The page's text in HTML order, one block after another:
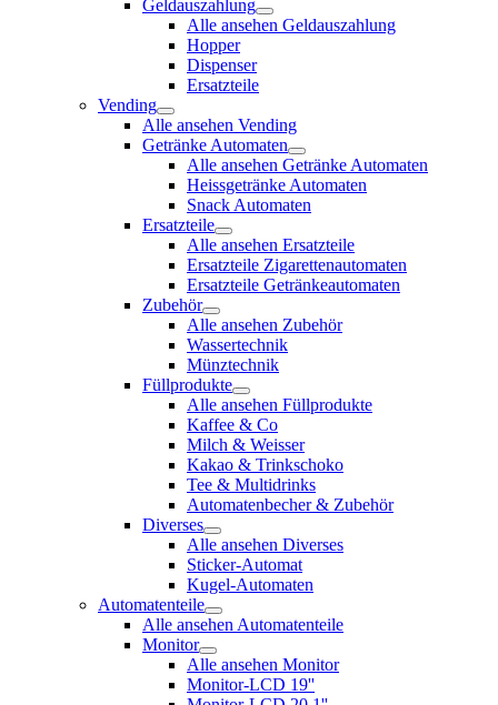
Geldauszahlung
Alle ansehen Geldauszahlung
Hopper
Dispenser
Ersatzteile
Vending
Alle ansehen Vending
Getränke Automaten
Alle ansehen Getränke Automaten
Heissgetränke Automaten
Snack Automaten
Ersatzteile
Alle ansehen Ersatzteile
Ersatzteile Zigarettenautomaten
Ersatzteile Getränkeautomaten
Zubehör
Alle ansehen Zubehör
Wassertechnik
Münztechnik
Füllprodukte
Alle ansehen Füllprodukte
Kaffee & Co
Milch & Weisser
Kakao & Trinkschoko
Tee & Multidrinks
Automatenbecher & Zubehör
Diverses
Alle ansehen Diverses
Sticker-Automat
Kugel-Automaten
Automatenteile
Alle ansehen Automatenteile
Monitor
Alle ansehen Monitor
Monitor-LCD 19''